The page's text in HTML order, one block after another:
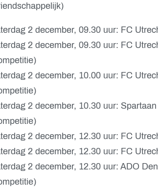
2 december, 09.30 uur: FC
2 december, 09.30 uur: FC
2 december, 10.00 uur: FC
2 december, 10.30 uur:
2 december, 12.30 uur: FC
2 december, 12.30 uur: FC
2 december, 12.30 uur: ADO